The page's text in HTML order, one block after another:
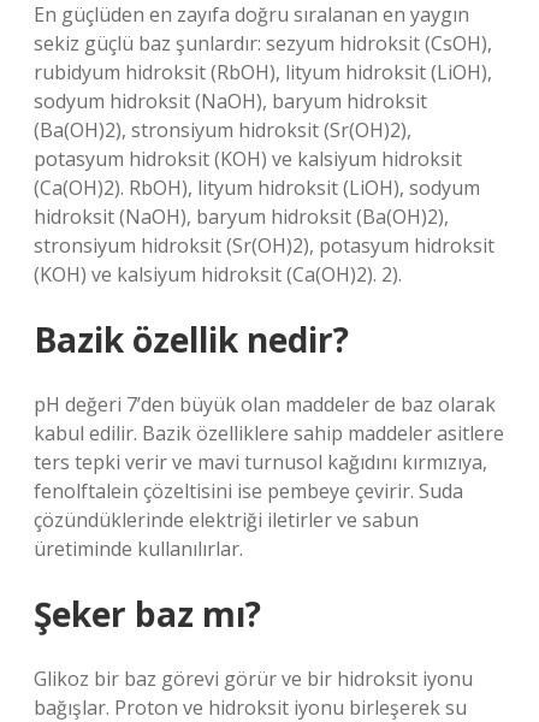
En güçlüden en zayıfa doğru sıralanan en yaygın
sekiz güçlü baz şunlardır: sezyum hidroksit (CsOH),
rubidyum hidroksit (RbOH), lityum hidroksit (LiOH),
sodyum hidroksit (NaOH), baryum hidroksit
(Ba(OH)2), stronsiyum hidroksit (Sr(OH)2),
potasyum hidroksit (KOH) ve kalsiyum hidroksit
(Ca(OH)2). RbOH), lityum hidroksit (LiOH), sodyum
hidroksit (NaOH), baryum hidroksit (Ba(OH)2),
stronsiyum hidroksit (Sr(OH)2), potasyum hidroksit
(KOH) ve kalsiyum hidroksit (Ca(OH)2). 2).
Bazik özellik nedir?
pH değeri 7’den büyük olan maddeler de baz olarak
kabul edilir. Bazik özelliklere sahip maddeler asitlere
ters tepki verir ve mavi turnusol kağıdını kırmızıya,
fenolftalein çözeltisini ise pembeye çevirir. Suda
çözündüklerinde elektriği iletirler ve sabun
üretiminde kullanılırlar.
Şeker baz mı?
Glikoz bir baz görevi görür ve bir hidroksit iyonu
bağışlar. Proton ve hidroksit iyonu birleşerek su